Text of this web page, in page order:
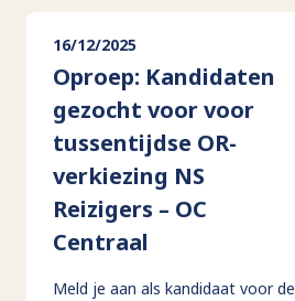
16/12/2025
Oproep: Kandidaten
gezocht voor voor
tussentijdse OR-
verkiezing NS
Reizigers – OC
Centraal
Meld je aan als kandidaat voor de